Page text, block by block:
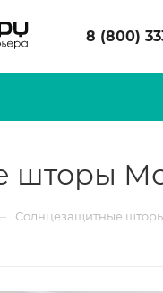
8 (800)
шторы
Солнцезащитные